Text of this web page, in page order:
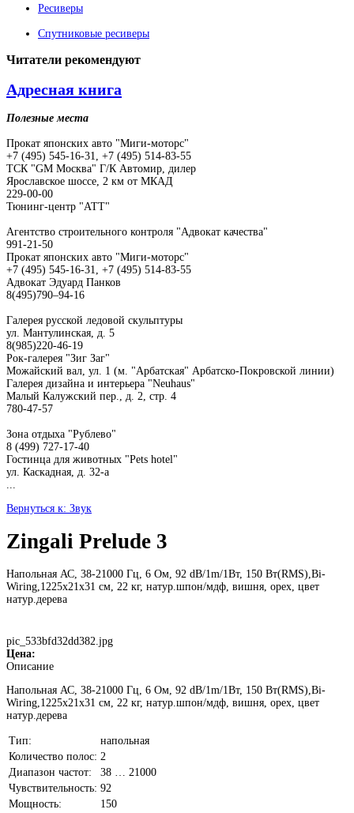
Ресиверы
Спутниковые ресиверы
Читатели рекомендуют
Адресная книга
Полезные места
Прокат японских авто "Миги-моторс"
+7 (495) 545-16-31, +7 (495) 514-83-55
ТСК "GM Москва" Г/К Автомир, дилер
Ярославское шоссе, 2 км от МКАД
229-00-00
Тюнинг-центр "АТТ"
Агентство строительного контроля "Адвокат качества"
991-21-50
Прокат японских авто "Миги-моторс"
+7 (495) 545-16-31, +7 (495) 514-83-55
Адвокат Эдуард Панков
8(495)790–94-16
Галерея русской ледовой скульптуры
ул. Мантулинская, д. 5
8(985)220-46-19
Рок-галерея "Зиг Заг"
Можайский вал, ул. 1 (м. "Арбатская" Арбатско-Покровской линии)
Галерея дизайна и интерьера "Neuhaus"
Малый Калужский пер., д. 2, стр. 4
780-47-57
Зона отдыха "Рублево"
8 (499) 727-17-40
Гостинца для животных "Рets hotel"
ул. Каскадная, д. 32-а
Вернуться к: Звук
Zingali Prelude 3
Напольная АС, 38-21000 Гц, 6 Ом, 92 dB/1m/1Вт, 150 Вт(RMS),Bi-
Wiring,1225x21x31 см, 22 кг, натур.шпон/мдф, вишня, орех, цвет
натур.дерева
pic_533bfd32dd382.jpg
Цена:
Описание
Напольная АС, 38-21000 Гц, 6 Ом, 92 dB/1m/1Вт, 150 Вт(RMS),Bi-
Wiring,1225x21x31 см, 22 кг, натур.шпон/мдф, вишня, орех, цвет
натур.дерева
Тип:
напольная
Количество полос: 2
Диапазон частот:
38 … 21000
Чувствительность: 92
Мощность:
150